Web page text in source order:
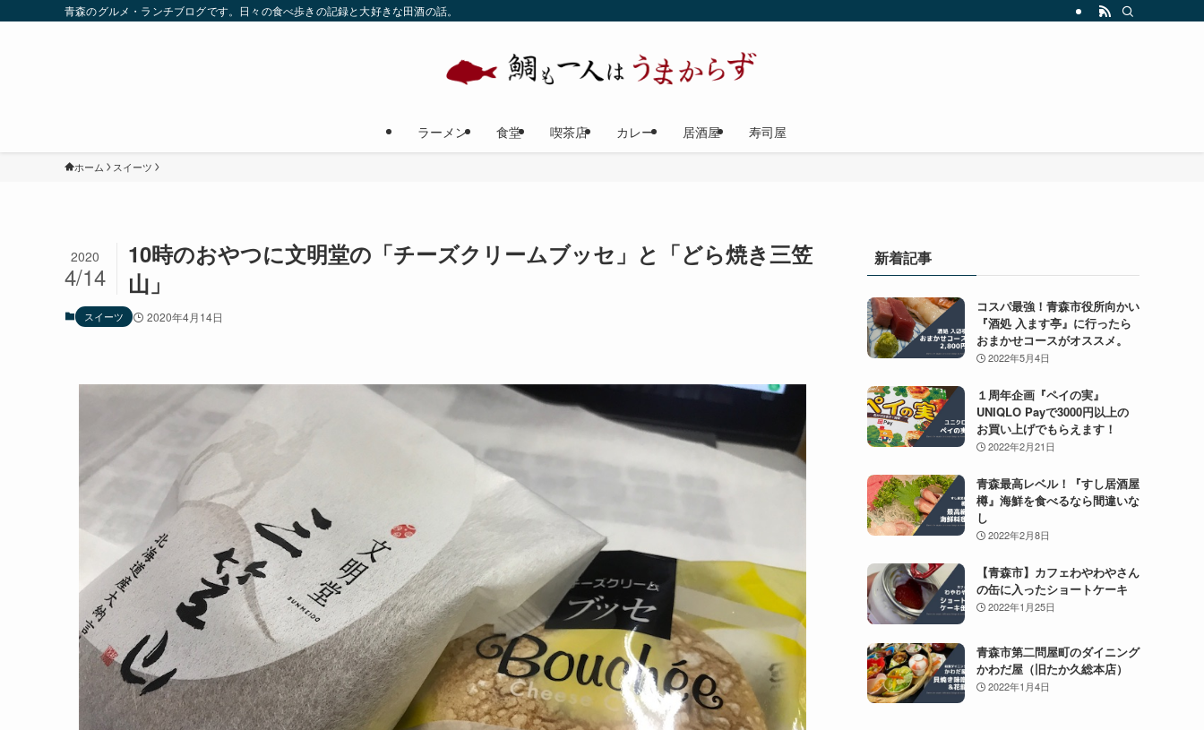
青森のグルメ・ランチブログです。日々の食べ歩きの記録と大好きな田酒の話。
ラーメン 食堂 喫茶店 カレー 居酒屋 寿司屋
ホーム スイーツ
10時のおやつに文明堂の「チーズクリームブッセ」と「どら焼き三笠
山」
2020
4/14
スイーツ 2020年4月14日
新着記事
コスパ最強！青森市役所向かい
『酒処 入ます亭』に行ったら
おまかせコースがオススメ。
2022年5月4日
１周年企画『ペイの実』
UNIQLO Payで3000円以上の
お買い上げでもらえます！
2022年2月21日
青森最高レベル！『すし居酒屋
樽』海鮮を食べるなら間違いな
し
2022年2月8日
【青森市】カフェわやわやさん
の缶に入ったショートケーキ
2022年1月25日
青森市第二問屋町のダイニング
かわだ屋（旧たか久総本店）
2022年1月4日